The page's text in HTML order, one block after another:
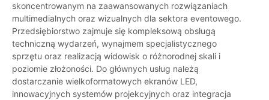
skoncentrowanym na zaawansowanych rozwiązaniach
multimedialnych oraz wizualnych dla sektora eventowego.
Przedsiębiorstwo zajmuje się kompleksową obsługą
techniczną wydarzeń, wynajmem specjalistycznego
sprzętu oraz realizacją widowisk o różnorodnej skali i
poziomie złożoności. Do głównych usług należą
dostarczanie wielkoformatowych ekranów LED,
innowacyjnych systemów projekcyjnych oraz integracja